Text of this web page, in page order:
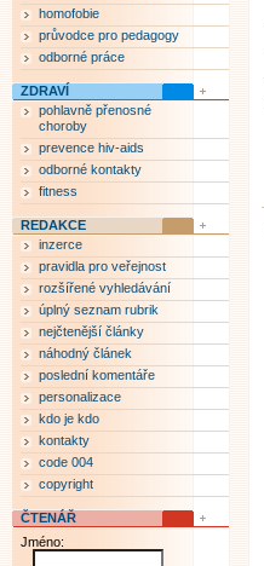
homofobie
průvodce pro pedagogy
odborné práce
ZDRAVÍ
pohlavně přenosné
choroby
prevence hiv-aids
odborné kontakty
fitness
REDAKCE
inzerce
pravidla pro veřejnost
rozšířené vyhledávání
úplný seznam rubrik
nejčtenější články
náhodný článek
poslední komentáře
personalizace
kdo je kdo
kontakty
code 004
copyright
ČTENÁŘ
Jméno: